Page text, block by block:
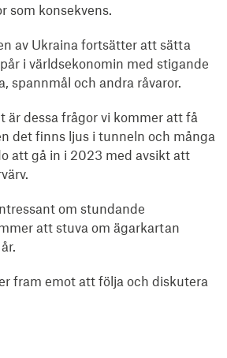
som konsekvens.
av Ukraina fortsätter att sätta
i världsekonomin med stigande
spannmål och andra råvaror.
är dessa frågor vi kommer att få
det finns ljus i tunneln och många
att gå in i 2023 med avsikt att
om stundande
att stuva om ägarkartan
fram emot att följa och diskutera